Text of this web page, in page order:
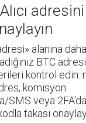
alanına
BTC
kontrol edin:
komisyon.
SMS veya
takası